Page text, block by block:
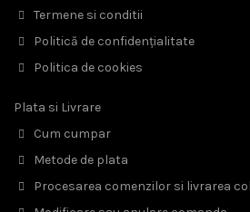
Termene si conditii
Politică de confidențialitate
Politica de cookies
Plata si Livrare
Cum cumpar
Metode de plata
Procesarea comenzilor si livrarea